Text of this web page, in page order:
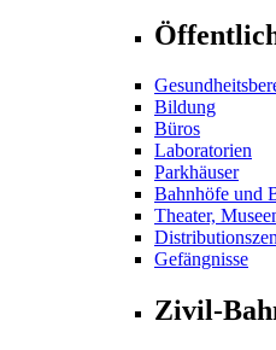
Bildung
Büros
Laboratorien
Parkhäuser
Bahnhöfe und
Theater,
Gefängnisse
Zivil-